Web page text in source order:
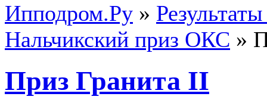
Ипподром.Ру »
Нальчикский приз ОКС »
Приз Гранита II